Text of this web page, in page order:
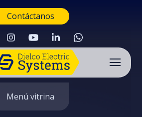
Contáctanos
Menú vitrina